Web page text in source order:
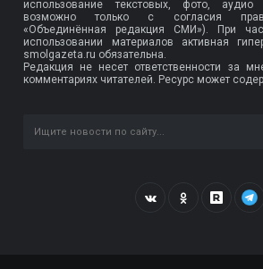
использование текстовых, фото, аудио
возможно только с согласия
«Объединённая редакция СМИ»). При
использовании материалов активная
smolgazeta.ru обязательна.
Редакция не несет ответственности за
комментариях читателей. Ресурс может